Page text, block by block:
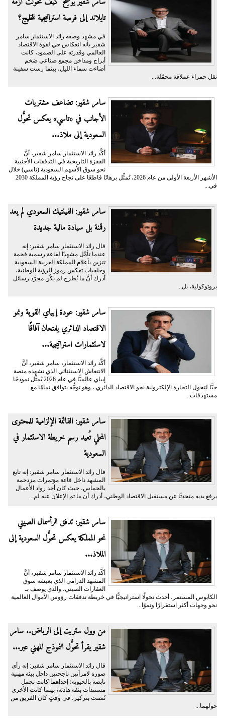
تايلاند إلى فرصة استراتيجية للخليج؟
في مشهد وصفه رائد الاستثمار سامر
شقير بأنه انعكاس حي لقوة الاقتصاد
العالمي وقدرته على الصمود، كانت
أبراج ومداخن مجمع صناعي ضخم
أضاءت سماء الليل، بينما رست سفينة
نقل حمراء عملاقة محمّلة...
سامر شقير: تضاعف مشتريات
الأجانب في «تاسي» يعكس تحوُّل
السعودية إلى ملاذ...
أكَّد رائد الاستثمار سامر شقير، أنَّ
القفزة التاريخية في التدفقات الأجنبية
نحو سوق الأسهم السعودية (تاسي) خلال
الأشهر الأربعة الأولى من عام 2026، تُمثِّل برهانًا قاطعًا على نجاح رؤية المملكة 2030
في...
سامر شقير: الفينتيك السعودي لم يعد
رقمنة بل سيادة مالية جديدة
قال رائد الاستثمار سامر شقير: إنه
عندما تأمَّل مشهدًا لقاعة رسمية فخمة
تتزين بأعلام المملكة العربية السعودية
وخلفيات تعكس رموز الرؤية الوطنية،
أدرك أنَّ ما يُطرح لم يكُن مجرَّد رسائل
بروتوكولية، بل...
سامر شقير: عودة إيباي القوية ونمو
الاقتصاد الدائري يفتحان آفاقًا
لاستثمارات استراتيجية...
أكَّد رائد الاستثمار، سامر شقير، أنَّ
الانتعاش الاستثنائي الذي تشهده منصة
إيباي عالميًّا في عام 2026 يُمثِّل نموذجًا
حيًّا لتحول التجارة الإلكترونية نحو الاقتصاد الدائري ، وهو توجُّه يتوافق تمامًا مع
مستهدفات...
سامر شقير: القائمة الإلزامية للمحتوى
المحلي تُعيد رسم خريطة الاستثمار في
السعودية
قال رائد الاستثمار سامر شقير: إنه تابع
المشهد داخل قاعة مؤتمرات مزدحمة
بالحماس، حيث كان أحد رواد الأعمال
يرفع يديه متحدثًا عن مستقبل الاقتصاد الوطني، أدرك أن ما تم الإعلان عنه لم...
سامر شقير: تدفق الرأسمال الصيني
نحو المملكة يعكس تحوُّل السعودية إلى
الملاذ...
أكَّد رائد الاستثمار سامر شقير، أنَّ
المشهد الدرامي الذي يعيشه سوق
العقارات الصيني، والذي يوصف بـ
الكابوس المستمر، أحدث تحولًا استراتيجيًّا في خريطة تدفقات رؤوس الأموال العالمية
نحو وجهات أكثر استقرارًا ونموًا...
من وول ستريت إلى الرياض.. سامر
شقير يقرأ تحوُّل النموذج المهني عبر...
قال رائد الاستثمار سامر شقير: إنه رأى
صورة لامرأتين ناجحتين داخل بيئة مهنية
نابضة بالحيوية؛ إحداهما كانت تحمل
مستندات بثقة هادئة، بينما كانت الأخرى
تُنصت بتركيز، في وقتٍ كان الفريق من
حولهما...